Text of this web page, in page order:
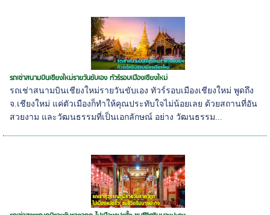
รถเช่าสนามบินเชียงใหม่รายวันขับเอง ทัวร์รอบเมืองเชียงใหม่
รถเช่าสนามบินเชียงใหม่รายวันขับเอง ทัวร์รอบเมืองเชียงใหม่ พูดถึง
จ.เชียงใหม่ แค่ตัวเมืองก็ทำให้คุณประทับใจไม่น้อยเลย ด้วยสถานที่อัน
สวยงาม และวัฒนธรรมที่เป็นเอกลักษณ์ อย่าง วัฒนธรรม...